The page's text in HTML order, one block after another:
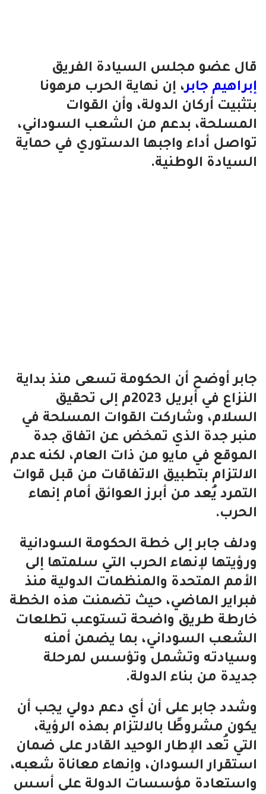
قال عضو مجلس السيادة الفريق
إبراهيم جابر، إن نهاية الحرب مرهونا
بتثبيت أركان الدولة، وأن القوات
المسلحة، بدعم من الشعب السوداني،
تواصل أداء واجبها الدستوري في حماية
السيادة الوطنية.
جابر أوضح أن الحكومة تسعى منذ بداية
النزاع في أبريل 2023م إلى تحقيق
السلام، وشاركت القوات المسلحة في
منبر جدة الذي تمخض عن اتفاق جدة
الموقع في مايو من ذات العام، لكنه عدم
الالتزام بتطبيق الاتفاقات من قبل قوات
التمرد يُعد من أبرز العوائق أمام إنهاء
الحرب.
ودلف جابر إلى خطة الحكومة السودانية
ورؤيتها لإنهاء الحرب التي سلمتها إلى
الأمم المتحدة والمنظمات الدولية منذ
فبراير الماضي، حيث تضمنت هذه الخطة
خارطة طريق واضحة تستوعب تطلعات
الشعب السوداني، بما يضمن أمنه
وسيادته وتشمل وتؤسس لمرحلة
جديدة من بناء الدولة.
وشدد جابر على أن أي دعم دولي يجب أن
يكون مشروطًا بالالتزام بهذه الرؤية،
التي تُعد الإطار الوحيد القادر على ضمان
استقرار السودان، وإنهاء معاناة شعبه،
واستعادة مؤسسات الدولة على أسس